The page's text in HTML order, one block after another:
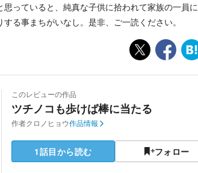
っていると、純真な子供に拾われて家族の一員に
る事まちがいなし。是非、ご一読ください。
このレビューの作品
ツチノコも歩けば棒に当たる
作者クロノヒョウ作品情報
1話目から読む フォロー